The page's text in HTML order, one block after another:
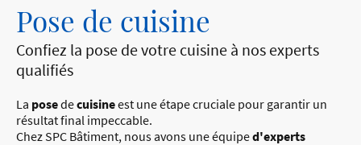
Pose de cuisine
Confiez la pose de votre cuisine à nos experts
qualifiés
La posedecuisineest une étape cruciale pour garantir un
résultat final impeccable.
Chez SPC Bâtiment, nous avons une équiped'experts